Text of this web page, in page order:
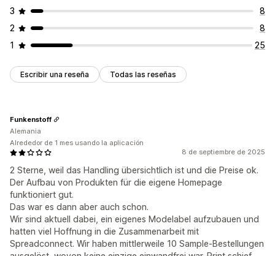
3
8
2
8
1
25
Escribir una reseña Todas las reseñas
8 de septiembre de 2025
2 Sterne, weil das Handling übersichtlich ist und die Preise ok.
Der Aufbau von Produkten für die eigene Homepage
funktioniert gut.
Das war es dann aber auch schon.
Wir sind aktuell dabei, ein eigenes Modelabel aufzubauen und
hatten viel Hoffnung in die Zusammenarbeit mit
Spreadconnect. Wir haben mittlerweile 10 Sample-Bestellungen
Funkenstoff
Alemania
Alrededor de 1 mes usando la aplicación